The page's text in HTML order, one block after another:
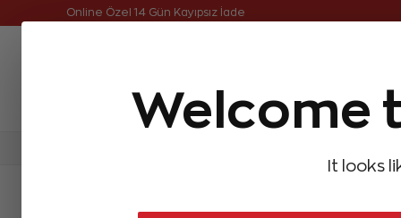
Welcome
It looks
Online Özel Ücretsiz ve Sigortalı Teslimat
Aynı Gün Kargo Çok Satanlar